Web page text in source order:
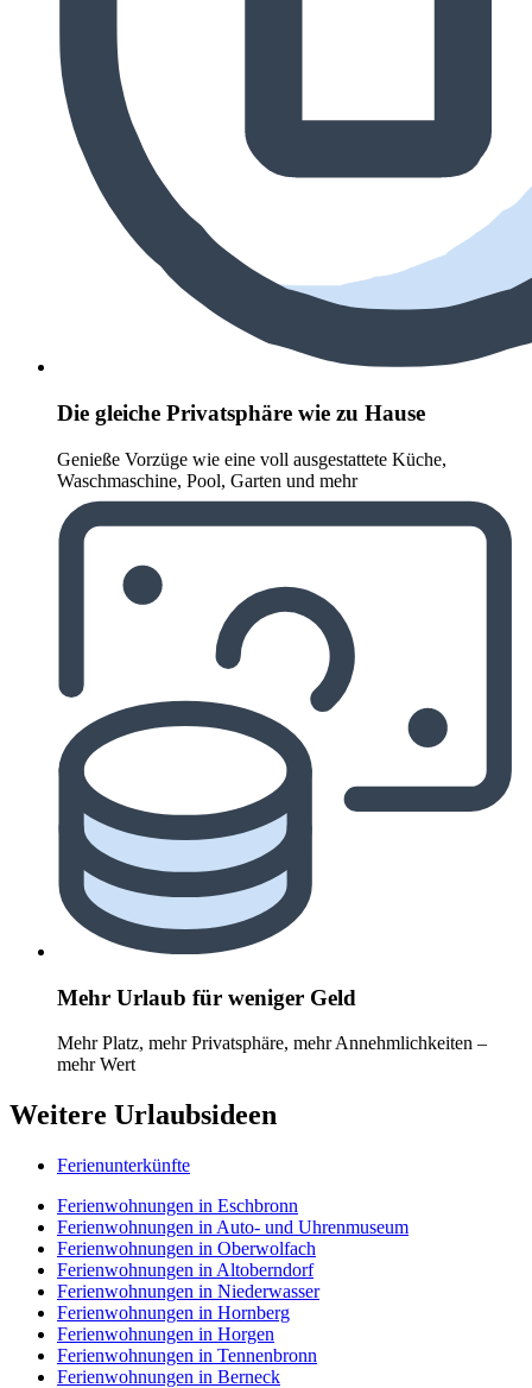
Die gleiche Privatsphäre wie zu Hause
Genieße Vorzüge wie eine voll ausgestattete Küche,
Waschmaschine, Pool, Garten und mehr
Mehr Urlaub für weniger Geld
Mehr Platz, mehr Privatsphäre, mehr Annehmlichkeiten –
mehr Wert
Weitere Urlaubsideen
Ferienunterkünfte
Ferienwohnungen in Eschbronn
Ferienwohnungen in Auto- und Uhrenmuseum
Ferienwohnungen in Oberwolfach
Ferienwohnungen in Altoberndorf
Ferienwohnungen in Niederwasser
Ferienwohnungen in Hornberg
Ferienwohnungen in Horgen
Ferienwohnungen in Tennenbronn
Ferienwohnungen in Berneck